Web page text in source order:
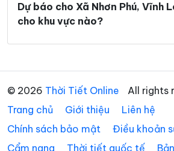
Xã Long Hòa Xã
Xã Lương Phú Xã Lưu
Xã Mỏ Cày Xã Mỹ
Xã Mỹ Long Xã Mỹ
Dự báo cho Xã Nhơn Phú, Vĩnh
cho khu vực nào?
© 2026 Thời Tiết Online
All rights
Trang chủ
Giới thiệu
Liên hệ
Chính sách bảo mật
Điều khoản
Cẩm nang
Thời tiết quốc tế